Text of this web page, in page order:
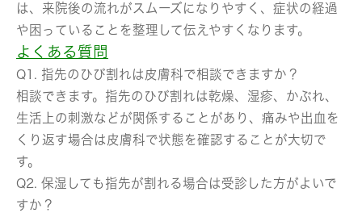
は、来院後の流れがスムーズになりやすく、症状の経過
や困っていることを整理して伝えやすくなります。
よくある質問
Q1. 指先のひび割れは皮膚科で相談できますか？
相談できます。指先のひび割れは乾燥、湿疹、かぶれ、
生活上の刺激などが関係することがあり、痛みや出血を
くり返す場合は皮膚科で状態を確認することが大切で
す。
Q2. 保湿しても指先が割れる場合は受診した方がよいで
すか？